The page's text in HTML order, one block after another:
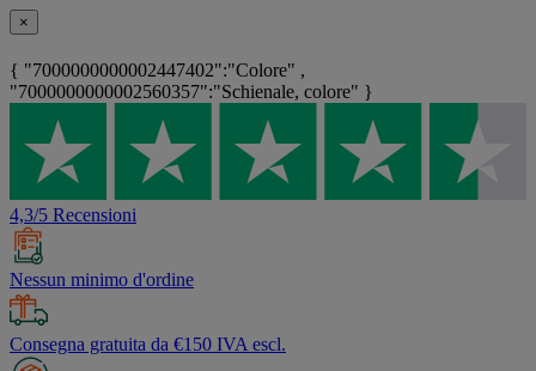
×
{ "7000000000002447402":"Colore" ,
"7000000000002560357":"Schienale, colore" }
4,3/5 Recensioni
Nessun minimo d'ordine
Consegna gratuita da €150 IVA escl.